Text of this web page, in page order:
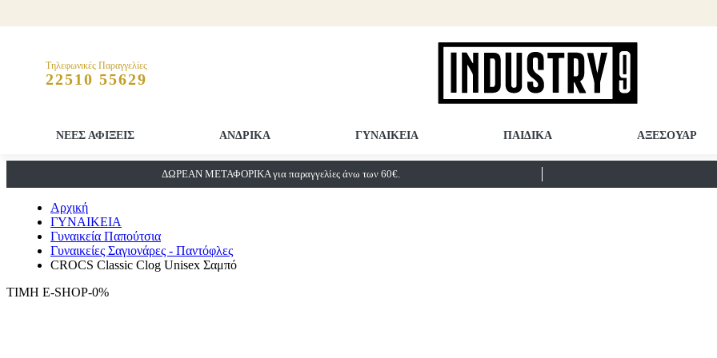
Τηλεφωνικές Παραγγελίες
22510 55629
ΝΕΕΣ ΑΦΙΞΕΙΣ ΑΝΔΡΙΚΑ ΓΥΝΑΙΚΕΙΑ ΠΑΙΔΙΚΑ ΑΞΕΣΟΥΑΡ
ΔΩΡΕΑΝ ΜΕΤΑΦΟΡΙΚΑ για παραγγελίες άνω των 60€.
Αρχική
ΓΥΝΑΙΚΕΙΑ
Γυναικεία Παπούτσια
Γυναικείες Σαγιονάρες - Παντόφλες
CROCS Classic Clog Unisex Σαμπό
ΤΙΜΗ E-SHOP-0%